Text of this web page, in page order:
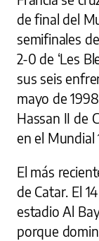
de final del
semifinales
2-0 de ‘Les
sus seis
mayo de
Hassan II de
en el Mundial
El más
de Catar. El
estadio Al
porque